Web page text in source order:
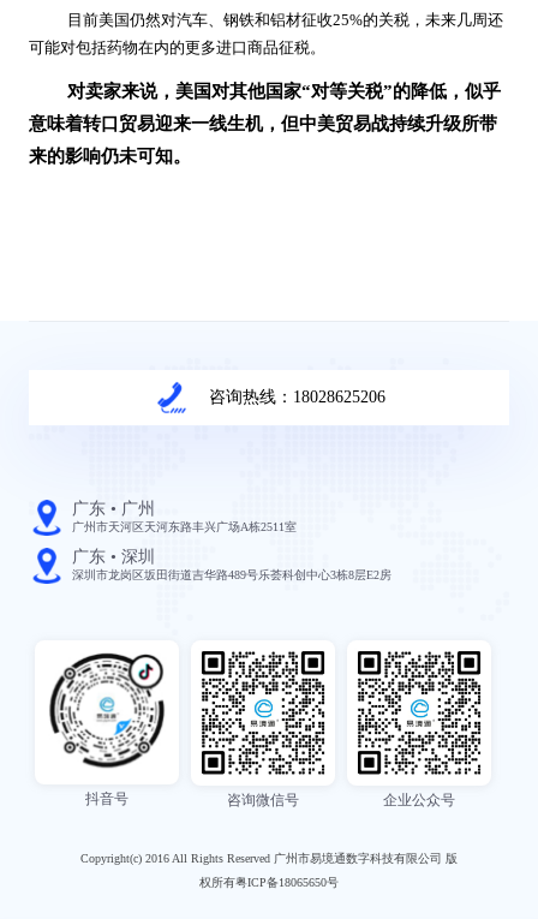
目前美国仍然对汽车、钢铁和铝材征收25%的关税，未来几周还
可能对包括药物在内的更多进口商品征税。
对卖家来说，美国对其他国家“对等关税”的降低，似乎
意味着转口贸易迎来一线生机，但中美贸易战持续升级所带
来的影响仍未可知。
咨询热线：18028625206
广东 • 广州
广州市天河区天河东路丰兴广场A栋2511室
广东 • 深圳
深圳市龙岗区坂田街道吉华路489号乐荟科创中心3栋8层E2房
抖音号 咨询微信号 企业公众号
Copyright(c) 2016 All Rights Reserved 广州市易境通数字科技有限公司 版
权所有粤ICP备18065650号